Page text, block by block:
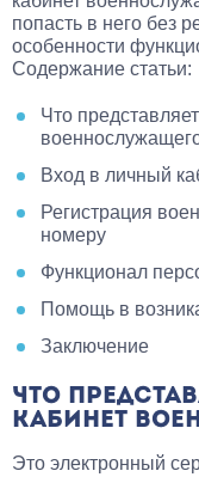
попасть в него без
особенности
Содержание статьи:
Что
Вход в личный
Регистрация
номеру
Функционал
Помощь в
Заключение
ЧТО
КАБИНЕТ
Это электронный